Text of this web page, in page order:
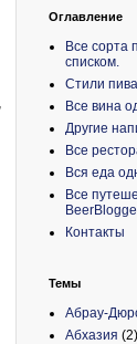
Оглавление
Все сорта
списком.
Стили пива
Все вина
Другие
Все
Вся еда
Все
Контакты
Темы
Абрау-
Абхазия (2)